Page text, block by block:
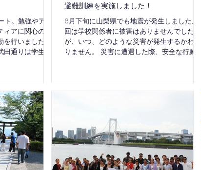
。勉強やアル
アに関心のあ
行いました。
通りは学生が
ました。学生た
ちていない日本
「懐かしい」
を思い出す場
にお支えいただ
送ることがで
をお伝えでき
お役に立てる
まいります。
避難訓練を実施しました！
6月下旬に山梨県でも地震が発生しました。今
回は学校関係者に被害はありませんでした
が、いつ、どのような災害が発生するかわか
りません。 災害に遭遇した際、安全な行動を
「も」をしっかり守って、避難地の山梨大学
東グラウンドまで避難できました。山梨大学